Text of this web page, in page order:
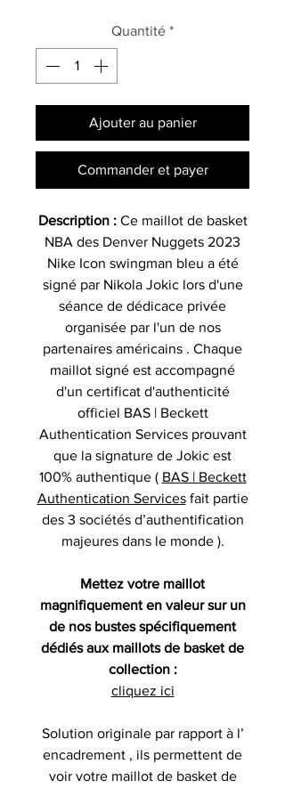
Quantité *
Ajouter au panier
Commander et payer
Description :Ce maillot de basket
NBA des Denver Nuggets 2023
Nike Icon swingman bleu a été
signé par Nikola Jokic lors d'une
séance de dédicace privée
organisée par l'un de nos
partenaires américains . Chaque
maillot signé est accompagné
d'un certificat d'authenticité
officiel BAS | Beckett
Authentication Services prouvant
que la signature de Jokic est
100% authentique ( BAS | Beckett
Authentication Servicesfait partie
des 3 sociétés d’authentification
majeures dans le monde ).
Mettez votre maillot
magnifiquement en valeur sur un
de nos bustes spécifiquement
dédiés aux maillots de basket de
collection :
cliquez ici
Solution originale par rapport à l’
encadrement , ils permettent de
voir votre maillot de basket de